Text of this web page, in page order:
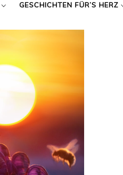
GESCHICHTEN FÜR’S HERZ